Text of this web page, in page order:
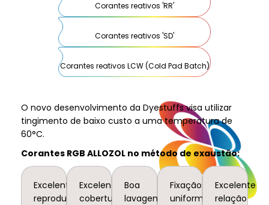
Corantes reativos 'RR'
Corantes reativos 'SD'
Corantes reativos LCW (Cold Pad Batch)
O novo desenvolvimento da Dyestuffs visa utilizar
tingimento de baixo custo a uma temperatura de
60°C.
Corantes RGB ALLOZOL no método de exaustão:
Excelente
reprodutibilidade.
Excelente
cobertura,
Boa
lavagem
Fixação
uniforme
Excelente
relação